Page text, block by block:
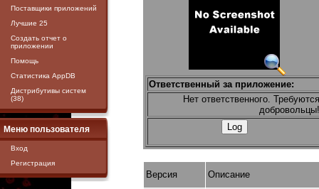
Поставщики приложений
Лучшие 25
Создать отчет о
приложении
Помощь
Статистика AppDB
Дистрибутивы систем
(38)
Меню пользователя
Вход
Регистрация
Ответственный за приложение:
Нет ответственного. Требуются
добровольцы!
Версия
Описание